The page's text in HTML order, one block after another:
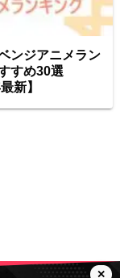
✕
ンジアニメラン
すめ30選
新】